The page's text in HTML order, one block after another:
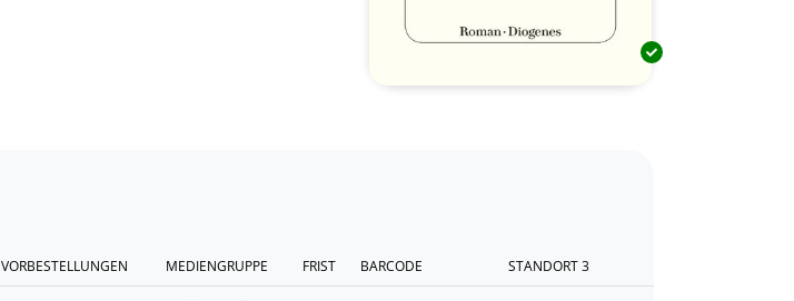
VORBESTELLUNGEN MEDIENGRUPPE FRIST BARCODE STANDORT 3